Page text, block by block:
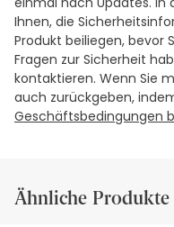
Ihnen, die
Produkt beiliegen, bevor
Fragen zur Sicherheit
kontaktieren. Wenn Sie
auch zurückgeben,
Geschäftsbedingungen
Ähnliche Produkte